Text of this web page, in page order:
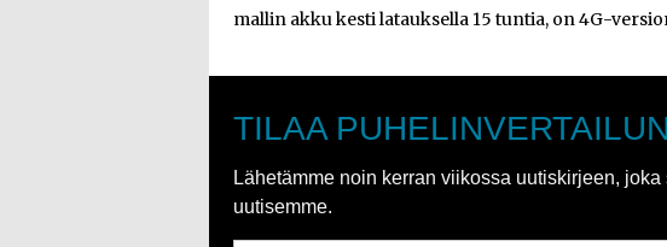
mallin akku kesti latauksella 15 tuntia, on 4G-
TILAA
Lähetämme noin kerran viikossa uutiskirjeen,
uutisemme.